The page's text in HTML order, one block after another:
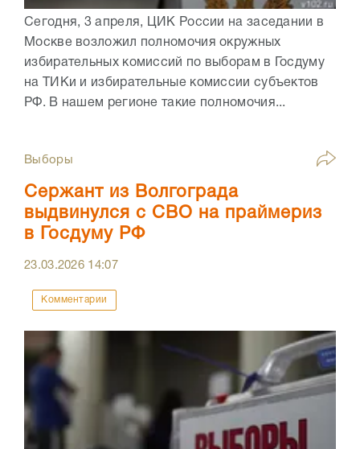
Сегодня, 3 апреля, ЦИК России на заседании в
Москве возложил полномочия окружных
избирательных комиссий по выборам в Госдуму
на ТИКи и избирательные комиссии субъектов
РФ. В нашем регионе такие полномочия...
Выборы
Сержант из Волгограда
выдвинулся с СВО на праймериз
в Госдуму РФ
23.03.2026 14:07
Комментарии